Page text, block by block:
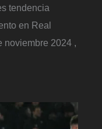
tendencia
en Real
noviembre 2024 ,